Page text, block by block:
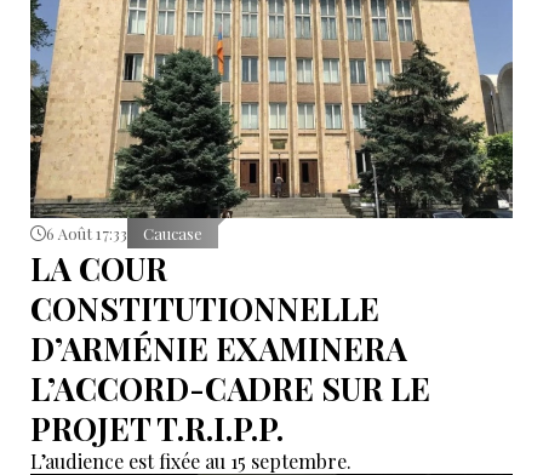
6 Août 17:33 Caucase
LA COUR
CONSTITUTIONNELLE
D’ARMÉNIE EXAMINERA
L’ACCORD-CADRE SUR LE
PROJET T.R.I.P.P.
L’audience est fixée au 15 septembre.